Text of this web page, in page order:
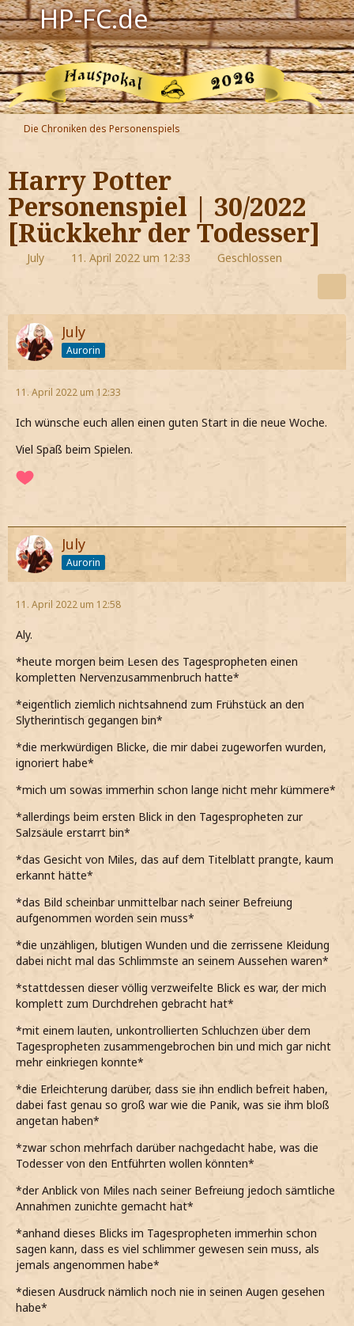
HP-FC.de
Navigation
Harry Potter
Der HP-FC
Hogwarts
Zauberwelt
Willkommen
Jetzt Fanclub-Mitglied werden!
Die Chroniken des Personenspiels
Harry Potter
Personenspiel | 30/2022
[Rückkehr der Todesser]
July 11. April 2022 um 12:33 Geschlossen
July
Aurorin
11. April 2022 um 12:33
Ich wünsche euch allen einen guten Start in die neue Woche.
Viel Spaß beim Spielen.
July
Aurorin
11. April 2022 um 12:58
Aly.
*heute morgen beim Lesen des Tagespropheten einen
kompletten Nervenzusammenbruch hatte*
*eigentlich ziemlich nichtsahnend zum Frühstück an den
Slytherintisch gegangen bin*
*die merkwürdigen Blicke, die mir dabei zugeworfen wurden,
ignoriert habe*
*mich um sowas immerhin schon lange nicht mehr kümmere*
*allerdings beim ersten Blick in den Tagespropheten zur
Salzsäule erstarrt bin*
*das Gesicht von Miles, das auf dem Titelblatt prangte, kaum
erkannt hätte*
*das Bild scheinbar unmittelbar nach seiner Befreiung
aufgenommen worden sein muss*
*die unzähligen, blutigen Wunden und die zerrissene Kleidung
dabei nicht mal das Schlimmste an seinem Aussehen waren*
*stattdessen dieser völlig verzweifelte Blick es war, der mich
komplett zum Durchdrehen gebracht hat*
*mit einem lauten, unkontrollierten Schluchzen über dem
Tagespropheten zusammengebrochen bin und mich gar nicht
mehr einkriegen konnte*
*die Erleichterung darüber, dass sie ihn endlich befreit haben,
dabei fast genau so groß war wie die Panik, was sie ihm bloß
angetan haben*
*zwar schon mehrfach darüber nachgedacht habe, was die
Todesser von den Entführten wollen könnten*
*der Anblick von Miles nach seiner Befreiung jedoch sämtliche
Annahmen zunichte gemacht hat*
*anhand dieses Blicks im Tagespropheten immerhin schon
sagen kann, dass es viel schlimmer gewesen sein muss, als
jemals angenommen habe*
*diesen Ausdruck nämlich noch nie in seinen Augen gesehen
habe*